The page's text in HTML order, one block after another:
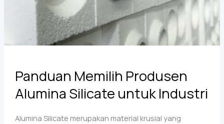
Panduan Memilih Produsen
Alumina Silicate untuk Industri
Alumina Silicate merupakan material krusial yang